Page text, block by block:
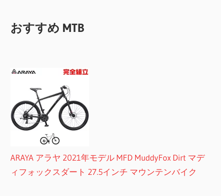
おすすめ MTB
ARAYA アラヤ 2021年モデル MFD MuddyFox Dirt マデ
ィフォックスダート 27.5インチ マウンテンバイク